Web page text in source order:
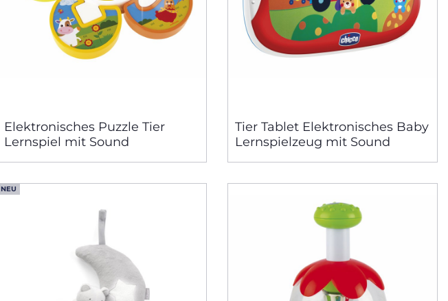
Elektronisches Puzzle Tier
Lernspiel mit Sound
Tier Tablet Elektronisches Baby
Lernspielzeug mit Sound
NEU